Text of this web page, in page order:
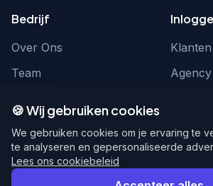
Bedrijf
Over Ons
Team
085 004
🍪 Wij gebruiken cookies
We gebruiken cookies om je ervaring te
te analyseren en gepersonaliseerde
Lees ons cookiebeleid